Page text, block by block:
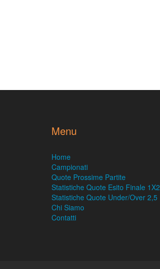
Menu
Home
Campionati
Quote Prossime Partite
Statistiche Quote Esito Finale 1X2
Statistiche Quote Under/Over 2,5
Chi Siamo
Contatti